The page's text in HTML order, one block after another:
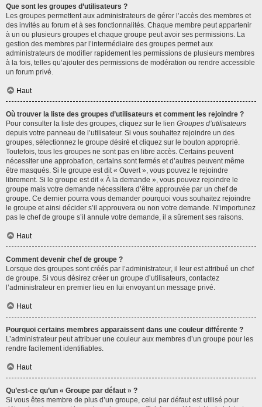
Que sont les groupes d’utilisateurs ?
Les groupes permettent aux administrateurs de gérer l’accès des membres et
des invités au forum et à ses fonctionnalités. Chaque membre peut appartenir
à un ou plusieurs groupes et chaque groupe peut avoir ses permissions. La
gestion des membres par l’intermédiaire des groupes permet aux
administrateurs de modifier rapidement les permissions de plusieurs membres
à la fois, telles qu’ajouter des permissions de modération ou rendre accessible
un forum privé.
Haut
Où trouver la liste des groupes d’utilisateurs et comment les rejoindre ?
Pour consulter la liste des groupes, cliquez sur le lien Groupes d’utilisateurs
depuis votre panneau de l’utilisateur. Si vous souhaitez rejoindre un des
groupes, sélectionnez le groupe désiré et cliquez sur le bouton approprié.
Toutefois, tous les groupes ne sont pas en libre accès. Certains peuvent
nécessiter une approbation, certains sont fermés et d’autres peuvent même
être masqués. Si le groupe est dit « Ouvert », vous pouvez le rejoindre
librement. Si le groupe est dit « À la demande », vous pouvez rejoindre le
groupe mais votre demande nécessitera d’être approuvée par un chef de
groupe. Ce dernier pourra vous demander pourquoi vous souhaitez rejoindre
le groupe et ainsi décider s’il approuvera ou non votre demande. N’importunez
pas le chef de groupe s’il annule votre demande, il a sûrement ses raisons.
Haut
Comment devenir chef de groupe ?
Lorsque des groupes sont créés par l’administrateur, il leur est attribué un chef
de groupe. Si vous désirez créer un groupe d’utilisateurs, contactez
l’administrateur en premier lieu en lui envoyant un message privé.
Haut
Pourquoi certains membres apparaissent dans une couleur différente ?
L’administrateur peut attribuer une couleur aux membres d’un groupe pour les
rendre facilement identifiables.
Haut
Qu’est-ce qu’un « Groupe par défaut » ?
Si vous êtes membre de plus d’un groupe, celui par défaut est utilisé pour